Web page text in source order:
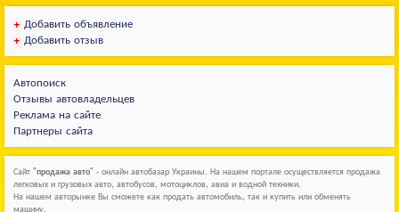
+ Добавить объявление
+ Добавить отзыв
Автопоиск
Отзывы автовладельцев
Реклама на сайте
Партнеры сайта
Сайт "продажа авто" - онлайн автобазар Украины. На нашем портале осуществляется продажа
легковых и грузовых авто, автобусов, мотоциклов, авиа и водной техники.
На нашем авторынке Вы сможете как продать автомобиль, так и купить или обменять
машину.